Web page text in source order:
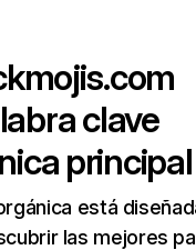
clave
principal
está
las mejores